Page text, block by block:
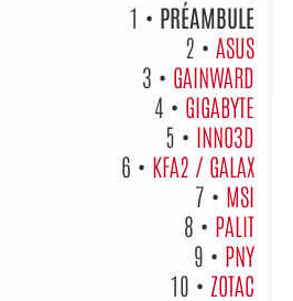
1 • PRÉAMBULE
2 • ASUS
3 • GAINWARD
4 • GIGABYTE
5 • INNO3D
6 • KFA2 / GALAX
7 • MSI
8 • PALIT
9 • PNY
10 • ZOTAC